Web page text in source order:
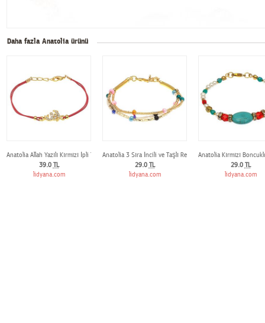
Daha fazla Anatolia ürünü
Anatolia Allah Yazılı Kırmızı İpli Taşlı Bileklik
39.0 TL
lidyana.com
Anatolia 3 Sıra İncili ve Taşlı Renkli Bileklik
29.0 TL
lidyana.com
Anatolia Kırmızı
29.0 TL
lidyana.com